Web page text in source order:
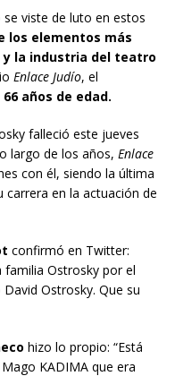
viste de luto en estos
los elementos más
y la industria del teatro
Enlace Judío, el
años de edad.
falleció este jueves
largo de los años, Enlace
con él, siendo la última
carrera en la actuación de
confirmó en Twitter:
Ostrosky por el
Ostrosky. Que su
hizo lo propio: “Está
KADIMA que era